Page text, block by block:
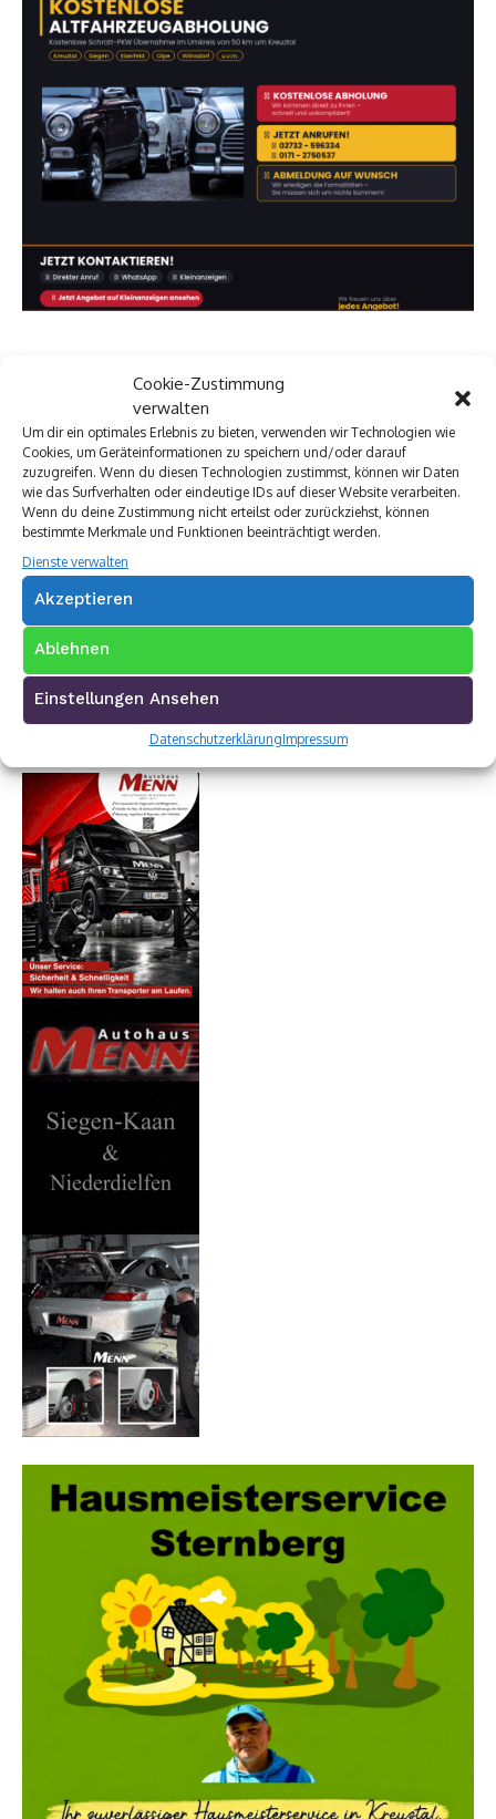
Cookie-Zustimmung
verwalten
Um dir ein optimales Erlebnis zu bieten, verwenden wir Technologien wie
Cookies, um Geräteinformationen zu speichern und/oder darauf
zuzugreifen. Wenn du diesen Technologien zustimmst, können wir Daten
wie das Surfverhalten oder eindeutige IDs auf dieser Website verarbeiten.
Wenn du deine Zustimmung nicht erteilst oder zurückziehst, können
bestimmte Merkmale und Funktionen beeinträchtigt werden.
Dienste verwalten
Akzeptieren
Ablehnen
Einstellungen Ansehen
DatenschutzerklärungImpressum
Premium Werbepartner:
VW Walter Schneider
Münch Werbetechnik
Elektro Böhler Kreuztal
Rechtsanwalt Baranowski
Baustoff Hoffmann
Steinmetz Ade
Autovermietung im Siegerland
TUI Reisecenter Kreuztal
Regionale Online Werbung
Autohaus Menn
Ristorante La Calabria
Rainbow Sanierung Siegen
Dornbach Spezialabbruch GmbH